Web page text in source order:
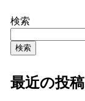
検索
検索
最近の投稿